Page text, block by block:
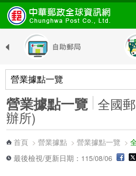
跳到主要內容區塊
營業據點一覽 全國
辦所)
首頁 >營業據點 >營業據點一覽 >
最後檢視/更新日期：115/08/06